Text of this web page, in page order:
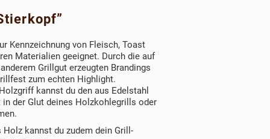
Kennzeichnung von Fleisch, Toast
Materialien geeignet. Durch die auf
Grillgut erzeugten Brandings
zum echten Highlight.
kannst du den aus Edelstahl
der Glut deines Holzkohlegrills oder
kannst du zudem dein Grill-